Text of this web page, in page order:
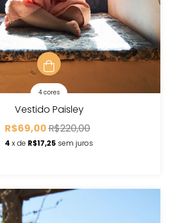
4 cores
Vestido Paisley
R$69,00R$220,00
4 x de R$17,25 sem juros